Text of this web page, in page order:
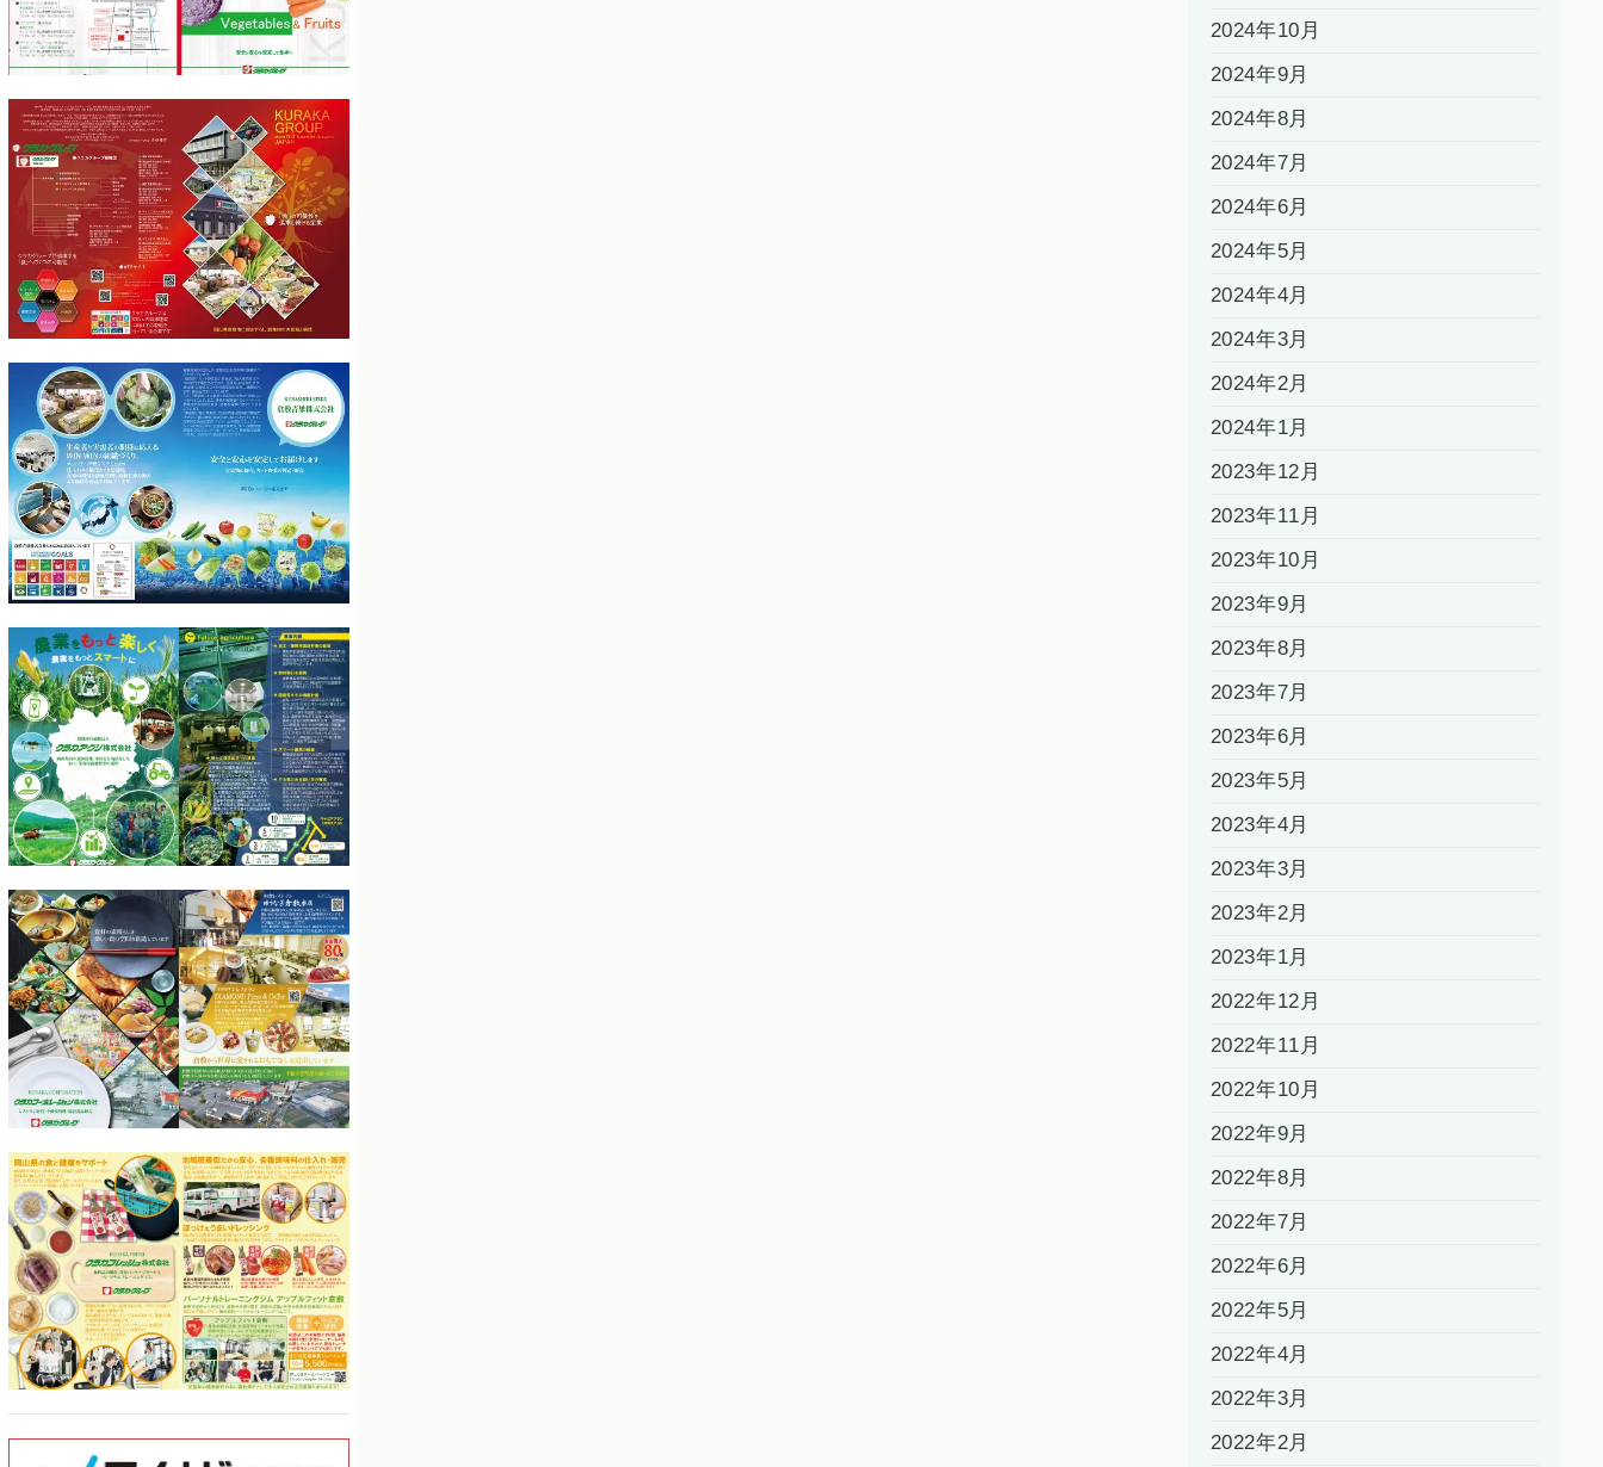
2024年10月
2024年9月
2024年8月
2024年7月
2024年6月
2024年5月
2024年4月
2024年3月
2024年2月
2024年1月
2023年12月
2023年11月
2023年10月
2023年9月
2023年8月
2023年7月
2023年6月
2023年5月
2023年4月
2023年3月
2023年2月
2023年1月
2022年12月
2022年11月
2022年10月
2022年9月
2022年8月
2022年7月
2022年6月
2022年5月
2022年4月
2022年3月
2022年2月